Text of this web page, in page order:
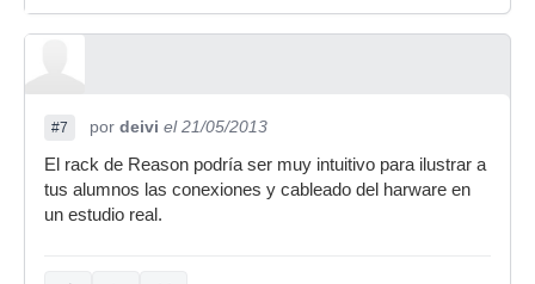
#7 por deivi el 21/05/2013
El rack de Reason podría ser muy intuitivo para ilustrar a
tus alumnos las conexiones y cableado del harware en
un estudio real.